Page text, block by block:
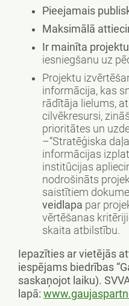
Pieejamais
Maksimālā
Ir mainīta
iesniegšanu uz
Projektu
informācija, kas
rādītāja lielums,
cilvēkresursi,
prioritātes un
–“Stratēģiska
informācijas
institūcijas
nodrošināts
saistītiem
veidlapa par
vērtēšanas
skaita atbilstību.
Iepazīties ar vietējās
iespējams biedrības
saskaņojot laiku).
lapā: